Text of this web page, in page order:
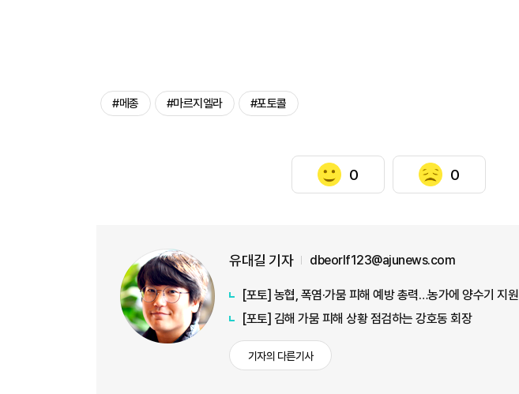
#메종 #마르지엘라 #포토콜
0 0
유대길 기자 dbeorlf123@ajunews.com
[포토] 농협, 폭염·가뭄 피해 예방 총력…농가에 양수기 지원
[포토] 김해 가뭄 피해 상황 점검하는 강호동 회장
기자의 다른기사